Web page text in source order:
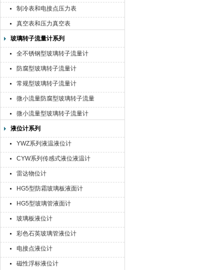
制冷表和电接点压力表
真空表和压力真空表
玻璃转子流量计系列
全不锈钢型玻璃转子流量计
防腐型玻璃转子流量计
常规型玻璃转子流量计
微小流量防腐型玻璃转子流量
计
微小流量型玻璃转子流量计
液位计系列
YWZ系列液温液位计
CYW系列传感式液位液温计
雷达物位计
HG5型防霜玻璃板液面计
HG5型玻璃管液面计
玻璃板液位计
彩色石英玻璃管液位计
电接点液位计
磁性浮标液位计